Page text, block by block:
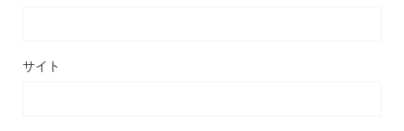
サイト